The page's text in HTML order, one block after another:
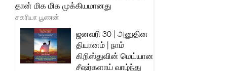
தான் மிக மிக முக்கியமானது
சகரியா பூணன்
ஜனவரி 30 | அனுதின
தியானம் | நாம்
கிறிஸ்துவின் மெய்யான
சீஷர்களாய் வாழ்ந்து